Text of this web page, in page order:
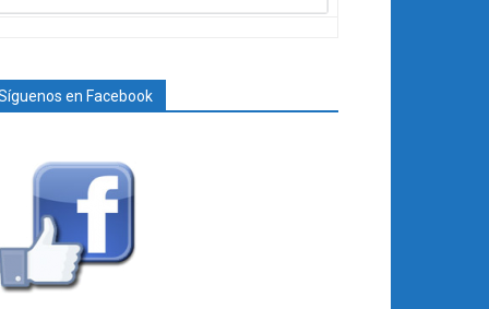
en Facebook